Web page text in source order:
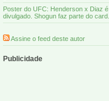
Poster do UFC: Henderson x Diaz é
divulgado. Shogun faz parte do card.
Assine o feed deste autor
Publicidade